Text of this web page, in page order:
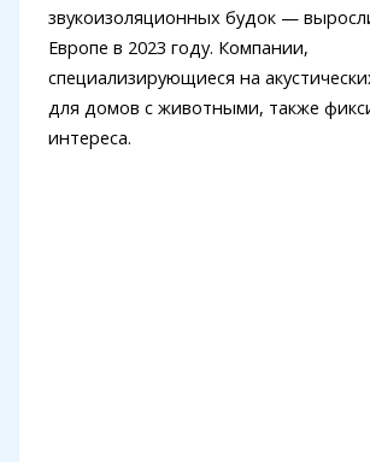
звукоизоляционных будок —
Европе в 2023 году. Компании,
специализирующиеся на
для домов с животными, также
интереса.